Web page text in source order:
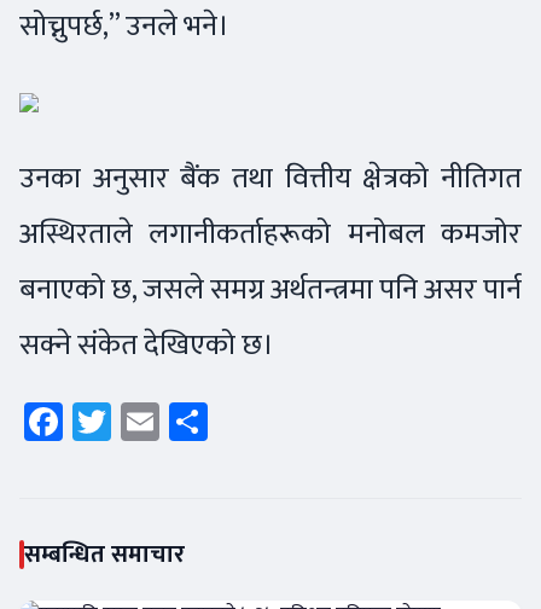
सोच्नुपर्छ,” उनले भने।
उनका अनुसार बैंक तथा वित्तीय क्षेत्रको नीतिगत
अस्थिरताले लगानीकर्ताहरूको मनोबल कमजोर
बनाएको छ, जसले समग्र अर्थतन्त्रमा पनि असर पार्न
सक्ने संकेत देखिएको छ।
Facebook
Twitter
Email
सम्बन्धित समाचार